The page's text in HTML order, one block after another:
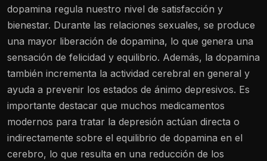
dopamina regula nuestro nivel de satisfacción y
bienestar. Durante las relaciones sexuales, se produce
una mayor liberación de dopamina, lo que genera una
sensación de felicidad y equilibrio. Además, la dopamina
también incrementa la actividad cerebral en general y
ayuda a prevenir los estados de ánimo depresivos. Es
importante destacar que muchos medicamentos
modernos para tratar la depresión actúan directa o
indirectamente sobre el equilibrio de dopamina en el
cerebro, lo que resulta en una reducción de los